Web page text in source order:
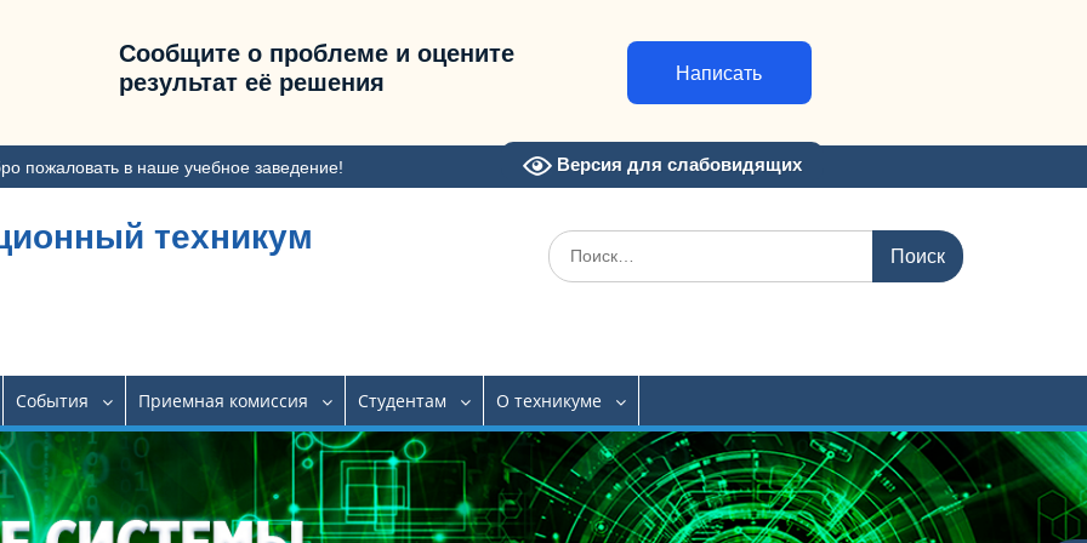
Сообщите о проблеме и оцените
результат её решения
Написать
пожаловать в наше учебное заведение! Версия для слабовидящих
техникум Искать:
События Приемная комиссия Студентам О техникуме